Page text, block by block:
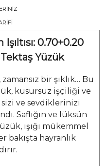
0.70+0.20
Yüzük
bir şıklık… Bu
kusursuz işçiliği ve
sizi ve sevdiklerinizi
Saflığın ve lüksün
ışığı mükemmel
bakışta hayranlık